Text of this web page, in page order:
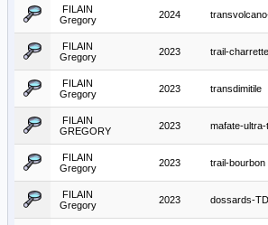
FILAIN
Gregory
2024
FILAIN
Gregory
2023 trail-charrette
FILAIN
Gregory
2023 transdimitile
FILAIN
GREGORY
2023 mafate-
FILAIN
Gregory
2023 trail-bourbon
FILAIN
Gregory
2023 dossards-